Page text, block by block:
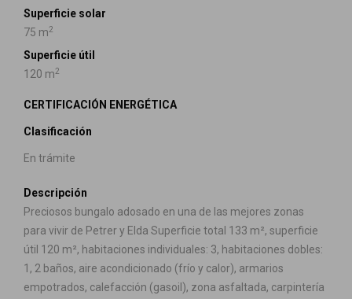
Superficie solar
75 m2
Superficie útil
120 m2
CERTIFICACIÓN ENERGÉTICA
Clasificación
En trámite
Descripción
Preciosos bungalo adosado en una de las mejores zonas
para vivir de Petrer y Elda Superficie total 133 m², superficie
útil 120 m², habitaciones individuales: 3, habitaciones dobles:
1, 2 baños, aire acondicionado (frío y calor), armarios
empotrados, calefacción (gasoil), zona asfaltada, carpintería